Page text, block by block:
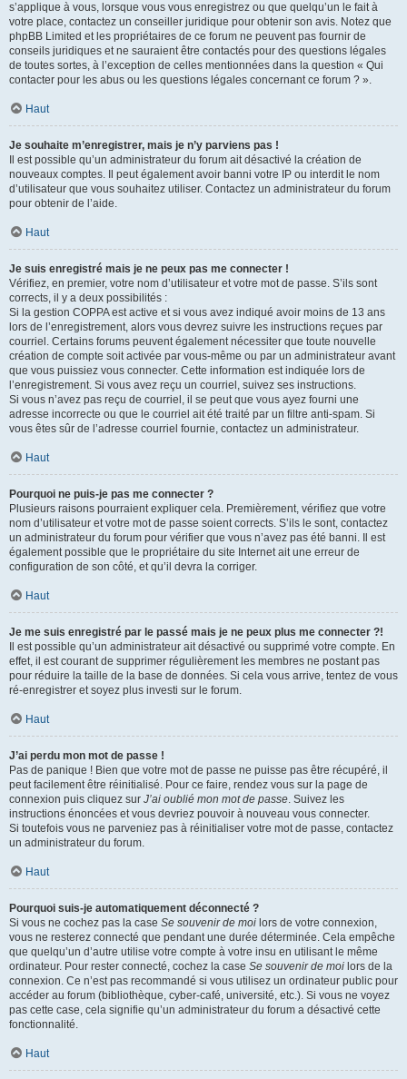
s’applique à vous, lorsque vous vous enregistrez ou que quelqu’un le fait à
votre place, contactez un conseiller juridique pour obtenir son avis. Notez que
phpBB Limited et les propriétaires de ce forum ne peuvent pas fournir de
conseils juridiques et ne sauraient être contactés pour des questions légales
de toutes sortes, à l’exception de celles mentionnées dans la question « Qui
contacter pour les abus ou les questions légales concernant ce forum ? ».
Haut
Je souhaite m’enregistrer, mais je n’y parviens pas !
Il est possible qu’un administrateur du forum ait désactivé la création de
nouveaux comptes. Il peut également avoir banni votre IP ou interdit le nom
d’utilisateur que vous souhaitez utiliser. Contactez un administrateur du forum
pour obtenir de l’aide.
Haut
Je suis enregistré mais je ne peux pas me connecter !
Vérifiez, en premier, votre nom d’utilisateur et votre mot de passe. S’ils sont
corrects, il y a deux possibilités :
Si la gestion COPPA est active et si vous avez indiqué avoir moins de 13 ans
lors de l’enregistrement, alors vous devrez suivre les instructions reçues par
courriel. Certains forums peuvent également nécessiter que toute nouvelle
création de compte soit activée par vous-même ou par un administrateur avant
que vous puissiez vous connecter. Cette information est indiquée lors de
l’enregistrement. Si vous avez reçu un courriel, suivez ses instructions.
Si vous n’avez pas reçu de courriel, il se peut que vous ayez fourni une
adresse incorrecte ou que le courriel ait été traité par un filtre anti-spam. Si
vous êtes sûr de l’adresse courriel fournie, contactez un administrateur.
Haut
Pourquoi ne puis-je pas me connecter ?
Plusieurs raisons pourraient expliquer cela. Premièrement, vérifiez que votre
nom d’utilisateur et votre mot de passe soient corrects. S’ils le sont, contactez
un administrateur du forum pour vérifier que vous n’avez pas été banni. Il est
également possible que le propriétaire du site Internet ait une erreur de
configuration de son côté, et qu’il devra la corriger.
Haut
Je me suis enregistré par le passé mais je ne peux plus me connecter ?!
Il est possible qu’un administrateur ait désactivé ou supprimé votre compte. En
effet, il est courant de supprimer régulièrement les membres ne postant pas
pour réduire la taille de la base de données. Si cela vous arrive, tentez de vous
ré-enregistrer et soyez plus investi sur le forum.
Haut
J’ai perdu mon mot de passe !
Pas de panique ! Bien que votre mot de passe ne puisse pas être récupéré, il
peut facilement être réinitialisé. Pour ce faire, rendez vous sur la page de
connexion puis cliquez sur J’ai oublié mon mot de passe. Suivez les
instructions énoncées et vous devriez pouvoir à nouveau vous connecter.
Si toutefois vous ne parveniez pas à réinitialiser votre mot de passe, contactez
un administrateur du forum.
Haut
Pourquoi suis-je automatiquement déconnecté ?
Si vous ne cochez pas la case Se souvenir de moi lors de votre connexion,
vous ne resterez connecté que pendant une durée déterminée. Cela empêche
que quelqu’un d’autre utilise votre compte à votre insu en utilisant le même
ordinateur. Pour rester connecté, cochez la case Se souvenir de moi lors de la
connexion. Ce n’est pas recommandé si vous utilisez un ordinateur public pour
accéder au forum (bibliothèque, cyber-café, université, etc.). Si vous ne voyez
pas cette case, cela signifie qu’un administrateur du forum a désactivé cette
fonctionnalité.
Haut